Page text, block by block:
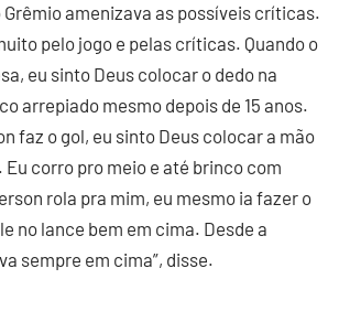
Grêmio amenizava as possíveis críticas.
pelo jogo e pelas críticas. Quando o
eu sinto Deus colocar o dedo na
arrepiado mesmo depois de 15 anos.
faz o gol, eu sinto Deus colocar a mão
corro pro meio e até brinco com
rola pra mim, eu mesmo ia fazer o
no lance bem em cima. Desde a
sempre em cima”, disse.